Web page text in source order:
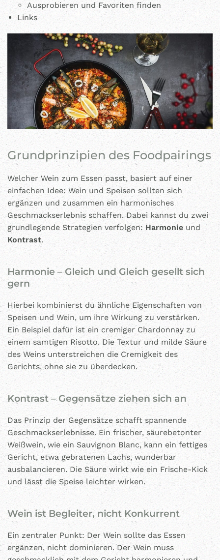
Ausprobieren und Favoriten finden
Links
Grundprinzipien des Foodpairings
Welcher Wein zum Essen passt, basiert auf einer
einfachen Idee: Wein und Speisen sollten sich
ergänzen und zusammen ein harmonisches
Geschmackserlebnis schaffen. Dabei kannst du zwei
grundlegende Strategien verfolgen: Harmonieund
Kontrast.
Harmonie – Gleich und Gleich gesellt sich
gern
Hierbei kombinierst du ähnliche Eigenschaften von
Speisen und Wein, um ihre Wirkung zu verstärken.
Ein Beispiel dafür ist ein cremiger Chardonnay zu
einem samtigen Risotto. Die Textur und milde Säure
des Weins unterstreichen die Cremigkeit des
Gerichts, ohne sie zu überdecken.
Kontrast – Gegensätze ziehen sich an
Das Prinzip der Gegensätze schafft spannende
Geschmackserlebnisse. Ein frischer, säurebetonter
Weißwein, wie ein Sauvignon Blanc, kann ein fettiges
Gericht, etwa gebratenen Lachs, wunderbar
ausbalancieren. Die Säure wirkt wie ein Frische-Kick
und lässt die Speise leichter wirken.
Wein ist Begleiter, nicht Konkurrent
Ein zentraler Punkt: Der Wein sollte das Essen
ergänzen, nicht dominieren. Der Wein muss